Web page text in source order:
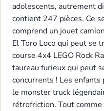
adolescents, autrement
contient 247 pièces. Ce
comprend un jouet
El Toro Loco qui peut se
course 4x4 LEGO Rock
taureau furieux qui peut
concurrents ! Les
le monster truck
rétrofriction. Tout